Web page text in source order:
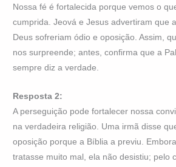
Nossa fé é fortalecida porque vemos o
cumprida. Jeová e Jesus advertiram que
Deus sofreriam ódio e oposição. Assim,
nos surpreende; antes, confirma que a
sempre diz a verdade.
Resposta 2:
A perseguição pode fortalecer nossa
na verdadeira religião. Uma irmã disse
oposição porque a Bíblia a previu.
tratasse muito mal, ela não desistiu; pelo